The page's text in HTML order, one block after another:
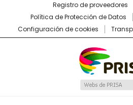
Registro de proveedores
Política de Protección de Datos
Configuración de cookies